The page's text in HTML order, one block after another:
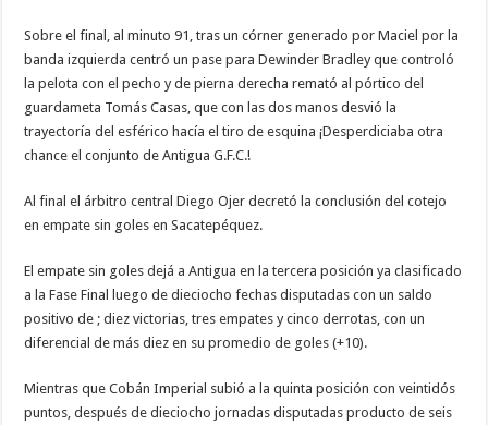
Sobre el final, al minuto 91, tras un córner generado por Maciel por la
banda izquierda centró un pase para Dewinder Bradley que controló
la pelota con el pecho y de pierna derecha remató al pórtico del
guardameta Tomás Casas, que con las dos manos desvió la
trayectoría del esférico hacía el tiro de esquina ¡Desperdiciaba otra
chance el conjunto de Antigua G.F.C.!
Al final el árbitro central Diego Ojer decretó la conclusión del cotejo
en empate sin goles en Sacatepéquez.
El empate sin goles dejá a Antigua en la tercera posición ya clasificado
a la Fase Final luego de dieciocho fechas disputadas con un saldo
positivo de ; diez victorias, tres empates y cinco derrotas, con un
diferencial de más diez en su promedio de goles (+10).
Mientras que Cobán Imperial subió a la quinta posición con veintidós
puntos, después de dieciocho jornadas disputadas producto de seis